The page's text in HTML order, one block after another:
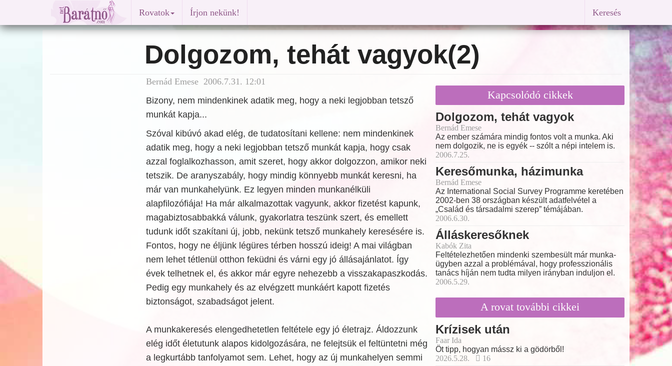
Rovatok Írjon nekünk! Keresés
Dolgozom, tehát vagyok(2)
Bernád Emese 2006.7.31. 12:01
Bizony, nem mindenkinek adatik meg, hogy a neki legjobban tetsző
munkát kapja...
Szóval kibúvó akad elég, de tudatosítani kellene: nem mindenkinek
adatik meg, hogy a neki legjobban tetsző munkát kapja, hogy csak
azzal foglalkozhasson, amit szeret, hogy akkor dolgozzon, amikor neki
tetszik. De aranyszabály, hogy mindig könnyebb munkát keresni, ha
már van munkahelyünk. Ez legyen minden munkanélküli
alapfilozófiája! Ha már alkalmazottak vagyunk, akkor fizetést kapunk,
magabiztosabbakká válunk, gyakorlatra teszünk szert, és emellett
tudunk időt szakítani új, jobb, nekünk tetsző munkahely keresésére is.
Fontos, hogy ne éljünk légüres térben hosszú ideig! A mai világban
nem lehet tétlenül otthon feküdni és várni egy jó állásajánlatot. Így
évek telhetnek el, és akkor már egyre nehezebb a visszakapaszkodás.
Pedig egy munkahely és az elvégzett munkáért kapott fizetés
biztonságot, szabadságot jelent.
A munkakeresés elengedhetetlen feltétele egy jó életrajz. Áldozzunk
elég időt életutunk alapos kidolgozására, ne felejtsük el feltüntetni még
a legkurtább tanfolyamot sem. Lehet, hogy az új munkahelyen semmi
Kapcsolódó cikkek
Dolgozom, tehát vagyok
Bernád Emese
Az ember számára mindig fontos volt a munka. Aki
nem dolgozik, ne is egyék -- szólt a népi intelem is.
2006.7.25.
Keresőmunka, házimunka
Bernád Emese
Az International Social Survey Programme keretében
2002-ben 38 országban készült adatfelvétel a
„Család és társadalmi szerep” témájában.
2006.6.30.
Álláskeresőknek
Kabók Zita
Feltételezhetően mindenki szembesült már munka-
ügyben azzal a problémával, hogy professzionális
tanács híján nem tudta milyen irányban induljon el.
2006.5.29.
A rovat további cikkei
Krízisek után
Faar Ida
Öt tipp, hogyan mássz ki a gödörből!
2026.5.28.
16